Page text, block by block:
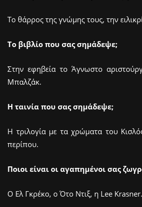
Το θάρρος της γνώμης τους, την
Το βιβλίο που σας σημάδεψε;
Στην εφηβεία το Άγνωστο
Μπαλζάκ.
Η ταινία που σας σημάδεψε;
Η τριλογία με τα χρώματα του
περίπου.
Ποιοι είναι οι αγαπημένοι σας
Ο Ελ Γκρέκο, ο Ότο Ντιξ, η Lee Krasner.